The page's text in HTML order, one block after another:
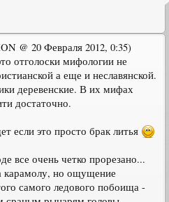
@ 20 Февраля 2012, 0:35)
отголоски мифологии не
а еще и неславянской.
деревенские. В их мифах
достаточно.
если это просто брак литья
все очень четко прорезано...
карамолу, но ощущение
самого ледового побоища -